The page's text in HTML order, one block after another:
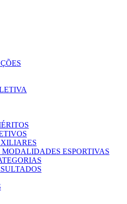
MODALIDADES ESPORTIVAS